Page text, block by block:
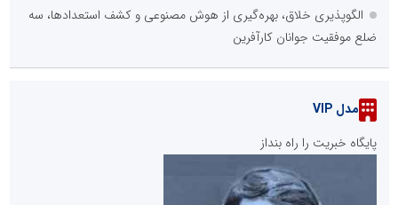
الگوپذیری خلاق، بهره‌گیری از هوش مصنوعی و کشف استعدادها، سه
ضلع موفقیت جوانان کارآفرین
مدل VIP
پایگاه خبریت را راه بنداز